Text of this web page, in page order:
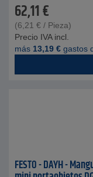
62,11€
(6,21 € / Pieza)
Precio IVA incl.
más 13,19 € gastos
FESTO - DAYH -